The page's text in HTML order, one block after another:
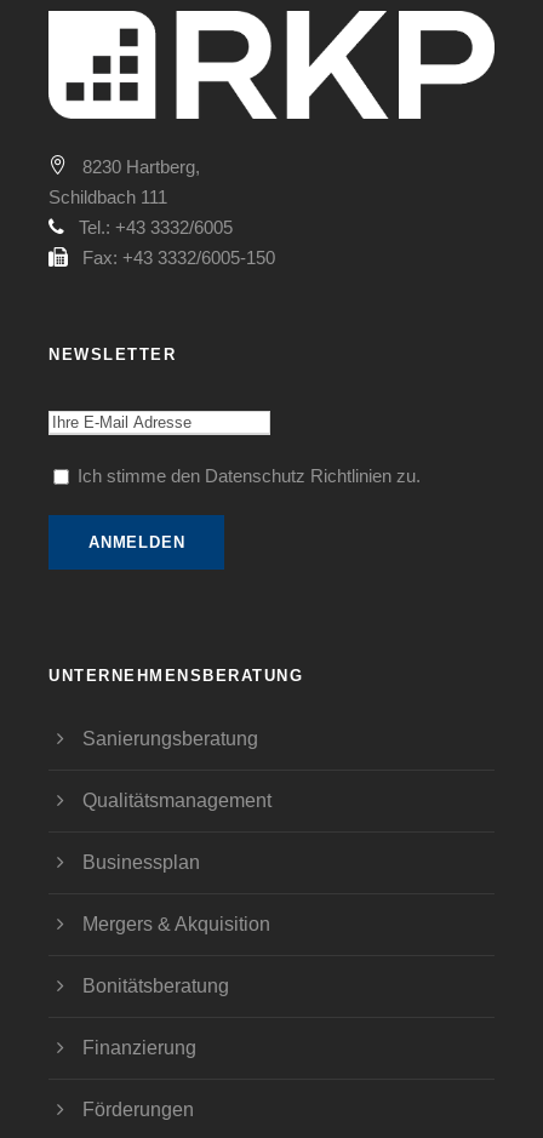
8230 Hartberg,
Schildbach 111
Tel.: +43 3332/6005
Fax: +43 3332/6005-150
NEWSLETTER
Ich stimme den Datenschutz Richtlinien zu.
UNTERNEHMENSBERATUNG
Sanierungsberatung
Qualitätsmanagement
Businessplan
Mergers & Akquisition
Bonitätsberatung
Finanzierung
Förderungen